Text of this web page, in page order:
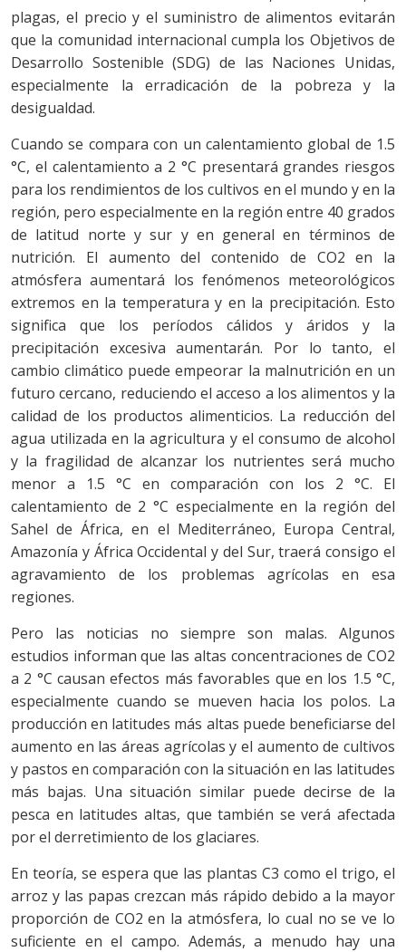
plagas, el precio y el suministro de alimentos evitarán
que la comunidad internacional cumpla los Objetivos de
Desarrollo Sostenible (SDG) de las Naciones Unidas,
especialmente la erradicación de la pobreza y la
desigualdad.
Cuando se compara con un calentamiento global de 1.5
°C, el calentamiento a 2 °C presentará grandes riesgos
para los rendimientos de los cultivos en el mundo y en la
región, pero especialmente en la región entre 40 grados
de latitud norte y sur y en general en términos de
nutrición. El aumento del contenido de CO2 en la
atmósfera aumentará los fenómenos meteorológicos
extremos en la temperatura y en la precipitación. Esto
significa que los períodos cálidos y áridos y la
precipitación excesiva aumentarán. Por lo tanto, el
cambio climático puede empeorar la malnutrición en un
futuro cercano, reduciendo el acceso a los alimentos y la
calidad de los productos alimenticios. La reducción del
agua utilizada en la agricultura y el consumo de alcohol
y la fragilidad de alcanzar los nutrientes será mucho
menor a 1.5 °C en comparación con los 2 °C. El
calentamiento de 2 °C especialmente en la región del
Sahel de África, en el Mediterráneo, Europa Central,
Amazonía y África Occidental y del Sur, traerá consigo el
agravamiento de los problemas agrícolas en esa
regiones.
Pero las noticias no siempre son malas. Algunos
estudios informan que las altas concentraciones de CO2
a 2 °C causan efectos más favorables que en los 1.5 °C,
especialmente cuando se mueven hacia los polos. La
producción en latitudes más altas puede beneficiarse del
aumento en las áreas agrícolas y el aumento de cultivos
y pastos en comparación con la situación en las latitudes
más bajas. Una situación similar puede decirse de la
pesca en latitudes altas, que también se verá afectada
por el derretimiento de los glaciares.
En teoría, se espera que las plantas C3 como el trigo, el
arroz y las papas crezcan más rápido debido a la mayor
proporción de CO2 en la atmósfera, lo cual no se ve lo
suficiente en el campo. Además, a menudo hay una